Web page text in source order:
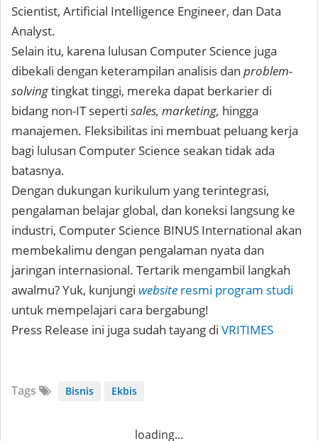
Scientist, Artificial Intelligence Engineer, dan Data
Analyst.
Selain itu, karena lulusan Computer Science juga
dibekali dengan keterampilan analisis dan problem-
solvingtingkat tinggi, mereka dapat berkarier di
bidang non-IT seperti sales, marketing, hingga
manajemen. Fleksibilitas ini membuat peluang kerja
bagi lulusan Computer Science seakan tidak ada
batasnya.
Dengan dukungan kurikulum yang terintegrasi,
pengalaman belajar global, dan koneksi langsung ke
industri, Computer Science BINUS International akan
membekalimu dengan pengalaman nyata dan
jaringan internasional. Tertarik mengambil langkah
awalmu? Yuk, kunjungi website resmi program studi
untuk mempelajari cara bergabung!
Press Release ini juga sudah tayang di VRITIMES
Tags Bisnis Ekbis
loading...